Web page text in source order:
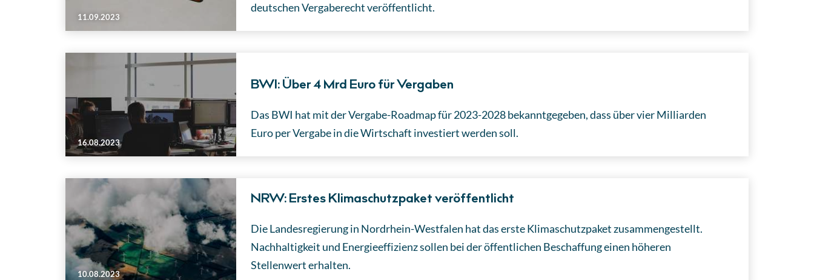
11.09.2023
deutschen Vergaberecht veröffentlicht.
16.08.2023
BWI: Über 4 Mrd Euro für Vergaben
Das BWI hat mit der Vergabe-Roadmap für 2023-2028 bekanntgegeben, dass über vier Milliarden
Euro per Vergabe in die Wirtschaft investiert werden soll.
10.08.2023
NRW: Erstes Klimaschutzpaket veröffentlicht
Die Landesregierung in Nordrhein-Westfalen hat das erste Klimaschutzpaket zusammengestellt.
Nachhaltigkeit und Energieeffizienz sollen bei der öffentlichen Beschaffung einen höheren
Stellenwert erhalten.